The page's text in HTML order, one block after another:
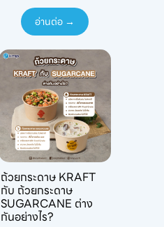
อ่านต่อ →
ถ้วยกระดาษ KRAFT
กับ ถ้วยกระดาษ
SUGARCANE ต่าง
กันอย่างไร?